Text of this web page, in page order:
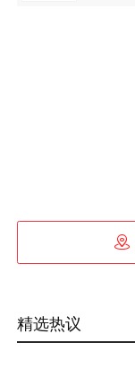

精选热议